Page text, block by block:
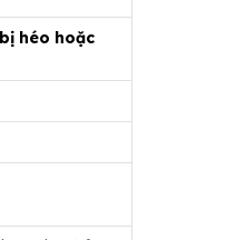
héo hoặc